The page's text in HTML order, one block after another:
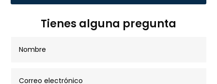
Tienes alguna pregunta